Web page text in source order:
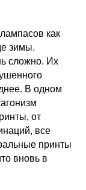
как
зимы.
сложно. Их
В одном
от
все
принты
вновь в